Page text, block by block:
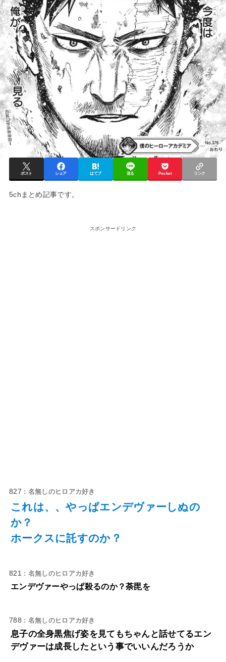
ポスト シェア はてブ 送る Pocket リンク
5chまとめ記事です。
スポンサードリンク
827 : 名無しのヒロアカ好き
これは、、やっぱエンデヴァーしぬの
か？
ホークスに託すのか？
821 : 名無しのヒロアカ好き
エンデヴァーやっぱ殺るのか？荼毘を
788 : 名無しのヒロアカ好き
息子の全身黒焦げ姿を見てもちゃんと話せてるエン
デヴァーは成長したという事でいいんだろうか